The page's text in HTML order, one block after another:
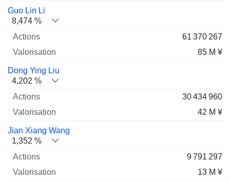
Guo Lin Li
8,474 %
61 370 267
85 M ¥
Dong Ying Liu
4,202 %
30 434 960
42 M ¥
Jian Xiang Wang
1,352 %
9 791 297
13 M ¥